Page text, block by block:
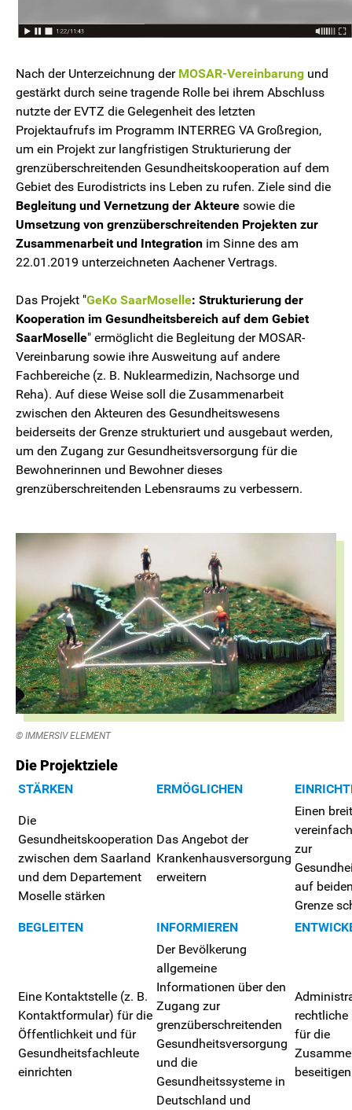
Nach der Unterzeichnung der MOSAR-Vereinbarung und
gestärkt durch seine tragende Rolle bei ihrem Abschluss
nutzte der EVTZ die Gelegenheit des letzten
Projektaufrufs im Programm INTERREG VA Großregion,
um ein Projekt zur langfristigen Strukturierung der
grenzüberschreitenden Gesundheitskooperation auf dem
Gebiet des Eurodistricts ins Leben zu rufen. Ziele sind die
Begleitung und Vernetzung der Akteure sowie die
Umsetzung von grenzüberschreitenden Projekten zur
Zusammenarbeit und Integration im Sinne des am
22.01.2019 unterzeichneten Aachener Vertrags.
Das Projekt "GeKo SaarMoselle: Strukturierung der
Kooperation im Gesundheitsbereich auf dem Gebiet
SaarMoselle" ermöglicht die Begleitung der MOSAR-
Vereinbarung sowie ihre Ausweitung auf andere
Fachbereiche (z. B. Nuklearmedizin, Nachsorge und
Reha). Auf diese Weise soll die Zusammenarbeit
zwischen den Akteuren des Gesundheitswesens
beiderseits der Grenze strukturiert und ausgebaut werden,
um den Zugang zur Gesundheitsversorgung für die
Bewohnerinnen und Bewohner dieses
grenzüberschreitenden Lebensraums zu verbessern.
© IMMERSIV ELEMENT
Die Projektziele
STÄRKEN ERMÖGLICHEN
Die
Gesundheitskooperation
zwischen dem Saarland
und dem Departement
Moselle stärken
Das Angebot der
Krankenhausversorgung
erweitern
Einen
zur
auf
Grenze
BEGLEITEN
INFORMIEREN
Eine Kontaktstelle (z. B.
Kontaktformular) für die
Öffentlichkeit und für
Gesundheitsfachleute
einrichten
Der Bevölkerung
allgemeine
Informationen über den
Zugang zur
grenzüberschreitenden
Gesundheitsversorgung
und die
Gesundheitssysteme in
Deutschland und
rechtliche
für die
beseitigen